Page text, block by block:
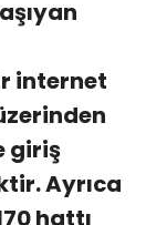
internet
giriş
Ayrıca
hattı